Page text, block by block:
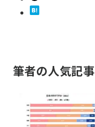
筆者の人気記事